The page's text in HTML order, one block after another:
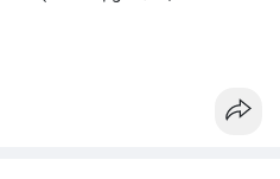
451 nghìn USD từ một địa chỉ